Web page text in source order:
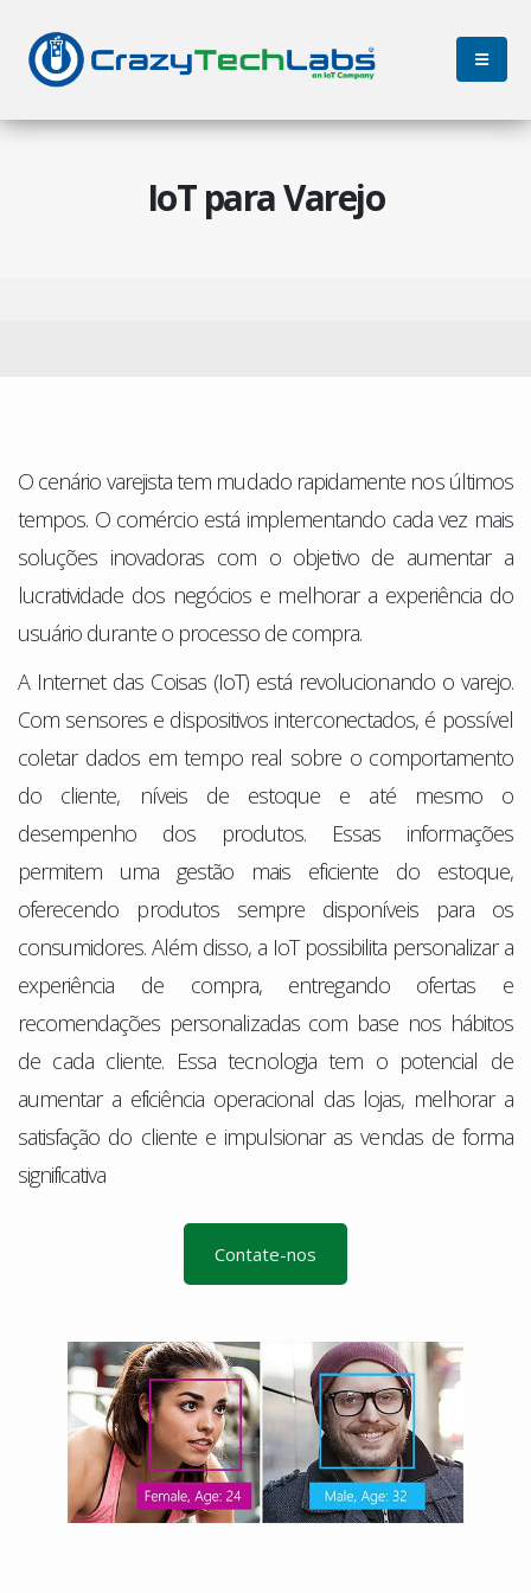
IoT para Varejo
O cenário varejista tem mudado rapidamente nos últimos
tempos. O comércio está implementando cada vez mais
soluções inovadoras com o objetivo de aumentar a
lucratividade dos negócios e melhorar a experiência do
usuário durante o processo de compra.
A Internet das Coisas (IoT) está revolucionando o varejo.
Com sensores e dispositivos interconectados, é possível
coletar dados em tempo real sobre o comportamento
do cliente, níveis de estoque e até mesmo o
desempenho dos produtos. Essas informações
permitem uma gestão mais eficiente do estoque,
oferecendo produtos sempre disponíveis para os
consumidores. Além disso, a IoT possibilita personalizar a
experiência de compra, entregando ofertas e
recomendações personalizadas com base nos hábitos
de cada cliente. Essa tecnologia tem o potencial de
aumentar a eficiência operacional das lojas, melhorar a
satisfação do cliente e impulsionar as vendas de forma
significativa
Contate-nos